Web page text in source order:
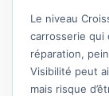
Le niveau
carrosserie qui
réparation,
Visibilité peut
mais risque